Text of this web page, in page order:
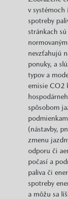
v
spotreby
stránkach
nevzťahujú
ponuky, a
typov a
emisie CO2
spôsobom
(nástavby,
zmenu
odporu či
počasí a
paliva či
spotreby
a môžu sa